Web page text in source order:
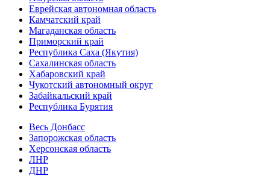
Еврейская автономная область
Камчатский край
Магаданская область
Приморский край
Республика Саха (Якутия)
Сахалинская область
Хабаровский край
Чукотский автономный округ
Забайкальский край
Республика Бурятия
Весь Донбасс
Запорожская область
Херсонская область
ЛНР
ДНР